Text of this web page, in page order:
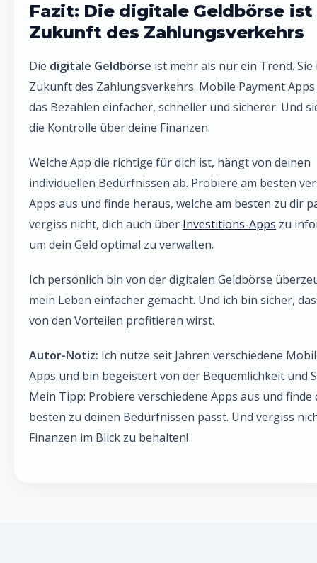
Fazit: Die digitale Geldbörse
Zukunft des Zahlungsverkehrs
Die digitale Geldbörse ist mehr als nur ein Trend. Sie
Zukunft des Zahlungsverkehrs. Mobile Payment
das Bezahlen einfacher, schneller und sicherer. Und
die Kontrolle über deine Finanzen.
Welche App die richtige für dich ist, hängt von deinen
individuellen Bedürfnissen ab. Probiere am besten
Apps aus und finde heraus, welche am besten zu dir
vergiss nicht, dich auch über Investitions-Apps zu
um dein Geld optimal zu verwalten.
Ich persönlich bin von der digitalen Geldbörse
mein Leben einfacher gemacht. Und ich bin sicher,
von den Vorteilen profitieren wirst.
Autor-Notiz: Ich nutze seit Jahren verschiedene
Apps und bin begeistert von der Bequemlichkeit und
Mein Tipp: Probiere verschiedene Apps aus und finde
besten zu deinen Bedürfnissen passt. Und vergiss
Finanzen im Blick zu behalten!